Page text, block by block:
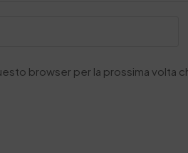
browser per la prossima volta